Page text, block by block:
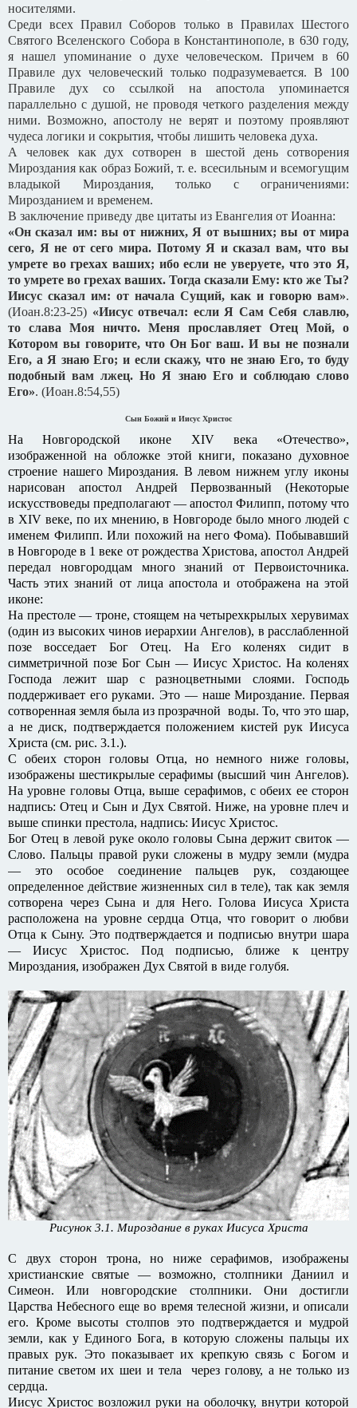
носителями.
Среди всех Правил Соборов только в Правилах Шестого
Святого Вселенского Собора в Константинополе, в 630 году,
я нашел упоминание о духе человеческом. Причем в 60
Правиле дух человеческий только подразумевается. В 100
Правиле дух со ссылкой на апостола упоминается
параллельно с душой, не проводя четкого разделения между
ними. Возможно, апостолу не верят и поэтому проявляют
чудеса логики и сокрытия, чтобы лишить человека духа.
А человек как дух сотворен в шестой день сотворения
Мироздания как образ Божий, т. е. всесильным и всемогущим
владыкой Мироздания, только с ограничениями:
Мирозданием и временем.
В заключение приведу две цитаты из Евангелия от Иоанна:
«Он сказал им: вы от нижних, Я от вышних; вы от мира
сего, Я не от сего мира. Потому Я и сказал вам, что вы
умрете во грехах ваших; ибо если не уверуете, что это Я,
то умрете во грехах ваших. Тогда сказали Ему: кто же Ты?
Иисус сказал им: от начала Сущий, как и говорю вам».
(Иоан.8:23-25) «Иисус отвечал: если Я Сам Себя славлю,
то слава Моя ничто. Меня прославляет Отец Мой, о
Котором вы говорите, что Он Бог ваш. И вы не познали
Его, а Я знаю Его; и если скажу, что не знаю Его, то буду
подобный вам лжец. Но Я знаю Его и соблюдаю слово
Его». (Иоан.8:54,55)
Сын Божий и Иисус Христос
На Новгородской иконе XIV века «Отечество»,
изображенной на обложке этой книги, показано духовное
строение нашего Мироздания. В левом нижнем углу иконы
нарисован апостол Андрей Первозванный (Некоторые
искусствоведы предполагают — апостол Филипп, потому что
в XIV веке, по их мнению, в Новгороде было много людей с
именем Филипп. Или похожий на него Фома). Побывавший
в Новгороде в 1 веке от рождества Христова, апостол Андрей
передал новгородцам много знаний от Первоисточника.
Часть этих знаний от лица апостола и отображена на этой
иконе:
На престоле — троне, стоящем на четырехкрылых херувимах
(один из высоких чинов иерархии Ангелов), в расслабленной
позе восседает Бог Отец. На Его коленях сидит в
симметричной позе Бог Сын — Иисус Христос. На коленях
Господа лежит шар с разноцветными слоями. Господь
поддерживает его руками. Это — наше Мироздание. Первая
сотворенная земля была из прозрачной воды. То, что это шар,
а не диск, подтверждается положением кистей рук Иисуса
Христа (см. рис. 3.1.).
С обеих сторон головы Отца, но немного ниже головы,
изображены шестикрылые серафимы (высший чин Ангелов).
На уровне головы Отца, выше серафимов, с обеих ее сторон
надпись: Отец и Сын и Дух Святой. Ниже, на уровне плеч и
выше спинки престола, надпись: Иисус Христос.
Бог Отец в левой руке около головы Сына держит свиток —
Слово. Пальцы правой руки сложены в мудру земли (мудра
— это особое соединение пальцев рук, создающее
определенное действие жизненных сил в теле), так как земля
сотворена через Сына и для Него. Голова Иисуса Христа
расположена на уровне сердца Отца, что говорит о любви
Отца к Сыну. Это подтверждается и подписью внутри шара
— Иисус Христос. Под подписью, ближе к центру
Мироздания, изображен Дух Святой в виде голубя.
Рисунок 3.1. Мироздание в руках Иисуса Христа
С двух сторон трона, но ниже серафимов, изображены
христианские святые — возможно, столпники Даниил и
Симеон. Или новгородские столпники. Они достигли
Царства Небесного еще во время телесной жизни, и описали
его. Кроме высоты столпов это подтверждается и мудрой
земли, как у Единого Бога, в которую сложены пальцы их
правых рук. Это показывает их крепкую связь с Богом и
питание светом их шеи и тела через голову, а не только из
сердца.
Иисус Христос возложил руки на оболочку, внутри которой